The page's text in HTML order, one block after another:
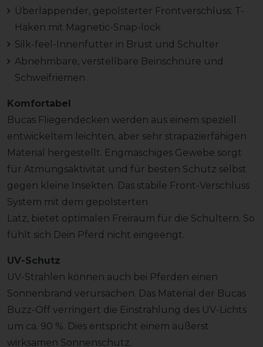
Überlappender, gepolsterter Frontverschluss: T-
Haken mit Magnetic-Snap-lock
Silk-feel-Innenfutter in Brust und Schulter
Abnehmbare, verstellbare Beinschnüre und
Schweifriemen
Komfortabel
Bucas Fliegendecken werden aus einem speziell
entwickeltem leichten, aber sehr strapazierfähigen
Material hergestellt. Engmaschiges Gewebe sorgt
für Atmungsaktivität und für besten Schutz selbst
gegen kleine Insekten. Das stabile Front-Verschluss
System mit dem gepolsterten
Latz, bietet optimalen Freiraum für die Schultern. So
fühlt sich Dein Pferd nicht eingeengt.
UV-Schutz
UV-Strahlen können auch bei Pferden einen
Sonnenbrand verursachen. Das Material der Bucas
Buzz-Off verringert die Einstrahlung des UV-Lichts
um ca. 90 %. Dies entspricht einem äußerst
wirksamen Sonnenschutz.